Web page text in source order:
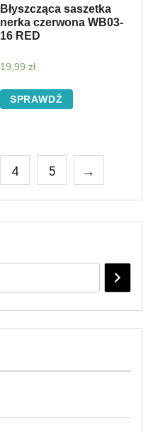
Błyszcząca saszetka
nerka czerwona WB03-
16 RED
19,99 zł
SPRAWDŹ
4 5 →